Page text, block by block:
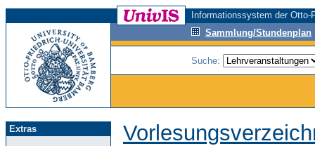
Informationssystem der
Sammlung/Stundenplan
Suche:
Extras